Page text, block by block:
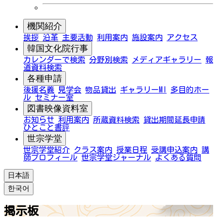
機関紹介
挨拶 沿革 主要活動 利用案内 施設案内 アクセス
韓国文化院行事
カレンダーで検索 分野別検索 メディアギャラリー 報
道資料検索
各種申請
後援名義 見学会 物品貸出 ギャラリーMI
多目的ホー
ル セミナー室
図書映像資料室
お知らせ 利用案内 所蔵資料検索
貸出期間延長申請
ひとこと書評
世宗学堂
世宗学堂紹介 クラス案内 授業日程 受講申込案内 講
師プロフィール 世宗学堂ジャーナル よくある質問
日本語
한국어
掲示板